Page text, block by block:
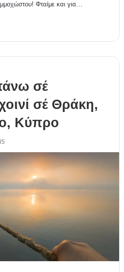
Φταίμε και για…
σέ
σέ Θράκη,
Κύπρο